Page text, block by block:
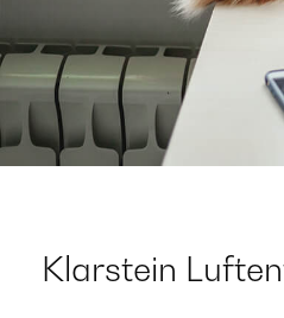
Klarstein